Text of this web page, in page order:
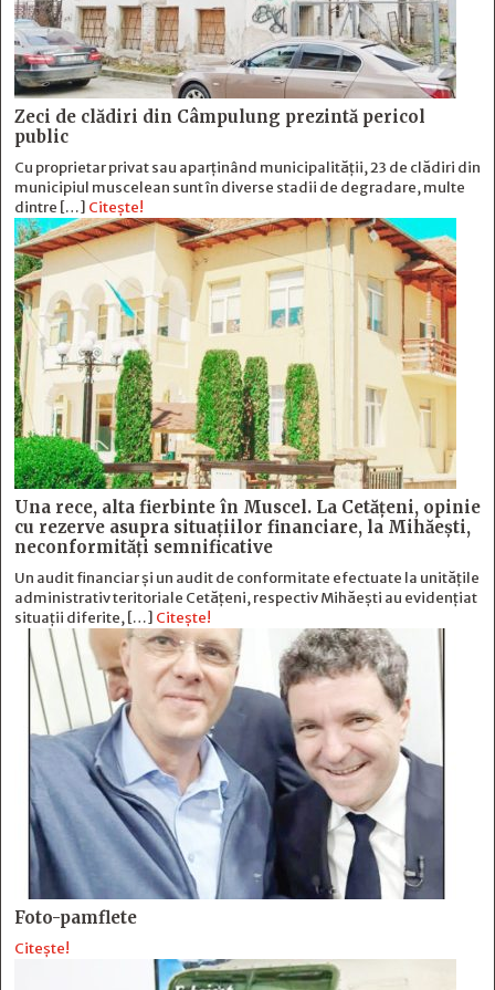
Zeci de clădiri din Câmpulung prezintă pericol
public
Cu proprietar privat sau aparținând municipalității, 23 de clădiri din
municipiul muscelean sunt în diverse stadii de degradare, multe
dintre […] Citește!
Una rece, alta fierbinte în Muscel. La Cetăţeni, opinie
cu rezerve asupra situaţiilor financiare, la Mihăeşti,
neconformităţi semnificative
Un audit financiar și un audit de conformitate efectuate la unitățile
administrativ teritoriale Cetățeni, respectiv Mihăești au evidențiat
situații diferite, […] Citește!
Foto-pamflete
Citește!